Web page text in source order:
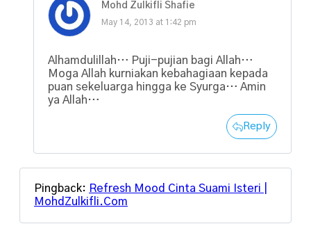
Mohd Zulkifli Shafie
May 14, 2013 at 1:42 pm
Alhamdulillah… Puji-pujian bagi Allah…
Moga Allah kurniakan kebahagiaan kepada
puan sekeluarga hingga ke Syurga… Amin
ya Allah…
Reply
Pingback: Refresh Mood Cinta Suami Isteri |
MohdZulkifli.Com